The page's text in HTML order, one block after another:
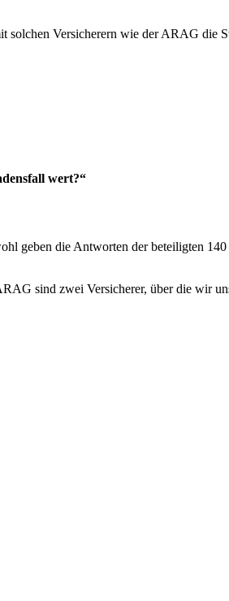
solchen Versicherern wie der ARAG die
wert?“
geben die Antworten der beteiligten
sind zwei Versicherer, über die wir